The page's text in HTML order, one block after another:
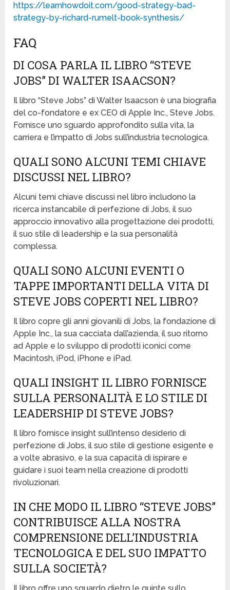
https://learnhowdoit.com/good-strategy-bad-
strategy-by-richard-rumelt-book-synthesis/
FAQ
DI COSA PARLA IL LIBRO “STEVE
JOBS” DI WALTER ISAACSON?
Il libro “Steve Jobs” di Walter Isaacson è una biografia
del co-fondatore e ex CEO di Apple Inc., Steve Jobs.
Fornisce uno sguardo approfondito sulla vita, la
carriera e l’impatto di Jobs sull’industria tecnologica.
QUALI SONO ALCUNI TEMI CHIAVE
DISCUSSI NEL LIBRO?
Alcuni temi chiave discussi nel libro includono la
ricerca instancabile di perfezione di Jobs, il suo
approccio innovativo alla progettazione dei prodotti,
il suo stile di leadership e la sua personalità
complessa.
QUALI SONO ALCUNI EVENTI O
TAPPE IMPORTANTI DELLA VITA DI
STEVE JOBS COPERTI NEL LIBRO?
Il libro copre gli anni giovanili di Jobs, la fondazione di
Apple Inc., la sua cacciata dall’azienda, il suo ritorno
ad Apple e lo sviluppo di prodotti iconici come
Macintosh, iPod, iPhone e iPad.
QUALI INSIGHT IL LIBRO FORNISCE
SULLA PERSONALITÀ E LO STILE DI
LEADERSHIP DI STEVE JOBS?
Il libro fornisce insight sull’intenso desiderio di
perfezione di Jobs, il suo stile di gestione esigente e
a volte abrasivo, e la sua capacità di ispirare e
guidare i suoi team nella creazione di prodotti
rivoluzionari.
IN CHE MODO IL LIBRO “STEVE JOBS”
CONTRIBUISCE ALLA NOSTRA
COMPRENSIONE DELL’INDUSTRIA
TECNOLOGICA E DEL SUO IMPATTO
SULLA SOCIETÀ?